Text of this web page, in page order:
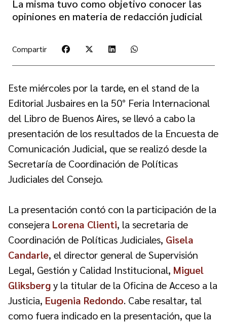
La misma tuvo como objetivo conocer las
opiniones en materia de redacción judicial
Compartir
Este miércoles por la tarde, en el stand de la
Editorial Jusbaires en la 50° Feria Internacional
del Libro de Buenos Aires, se llevó a cabo la
presentación de los resultados de la Encuesta de
Comunicación Judicial, que se realizó desde la
Secretaría de Coordinación de Políticas
Judiciales del Consejo.
La presentación contó con la participación de la
consejera Lorena Clienti, la secretaria de
Coordinación de Políticas Judiciales, Gisela
Candarle, el director general de Supervisión
Legal, Gestión y Calidad Institucional, Miguel
Gliksbergy la titular de la Oficina de Acceso a la
Justicia, Eugenia Redondo. Cabe resaltar, tal
como fuera indicado en la presentación, que la